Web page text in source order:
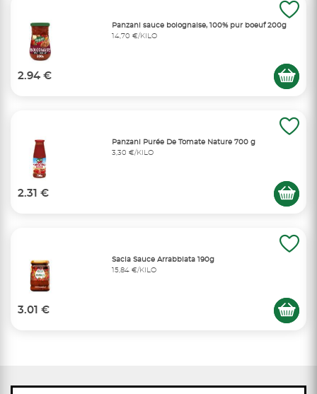
Panzani sauce bolognaise, 100% pur boeuf 200g
14,70 €/KILO
2.94 €
Panzani Purée De Tomate Nature 700 g
3,30 €/KILO
2.31 €
Sacla Sauce Arrabbiata 190g
15,84 €/KILO
3.01 €